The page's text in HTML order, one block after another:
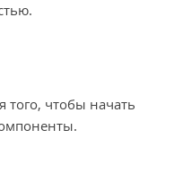
того, чтобы начать